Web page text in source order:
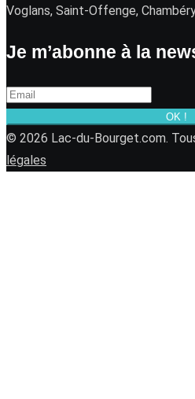
Voglans, Saint-Offenge,
Je m’abonne à la
OK !
© 2026 Lac-du-Bourget.com.
légales